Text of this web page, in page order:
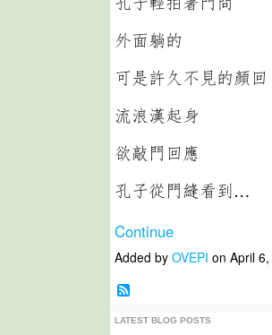
外面躺的
可是許久不見的顏回
流浪漢起身
欲敲門回應
孔子從門縫看到…
Continue
Added by OVEPI on April
LATEST BLOG POSTS